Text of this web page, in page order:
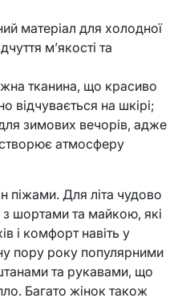
матеріал для холодної
м’якості та
тканина, що красиво
відчувається на шкірі;
зимових вечорів, адже
створює атмосферу
Для літа чудово
з шортами та майкою, які
і комфорт навіть у
пору року популярними
та рукавами, що
Багато жінок також